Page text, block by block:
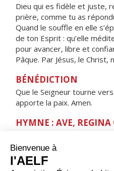
Dieu qui es fidèle et juste,
prière, comme tu as
Quand le souffle en elle
de ton Esprit : qu’elle
pour avancer, libre et
Pâque. Par Jésus, le Christ,
BÉNÉDICTION
Que le Seigneur tourne
apporte la paix. Amen.
HYMNE : AVE,
ave, Domina angelorum,
salve, radix, salve, porta,
ex qua mundo lux est orta.